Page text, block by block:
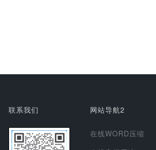
联系我们 网站导航2
在线WORD压缩